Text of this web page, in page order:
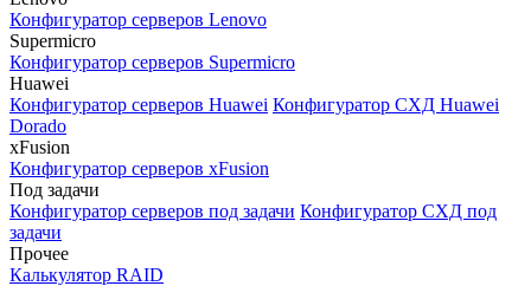
Конфигуратор серверов Lenovo
Supermicro
Конфигуратор серверов Supermicro
Huawei
Конфигуратор серверов Huawei Конфигуратор СХД Huawei
Dorado
xFusion
Конфигуратор серверов xFusion
Под задачи
Конфигуратор серверов под задачи Конфигуратор СХД под
задачи
Прочее
Калькулятор RAID